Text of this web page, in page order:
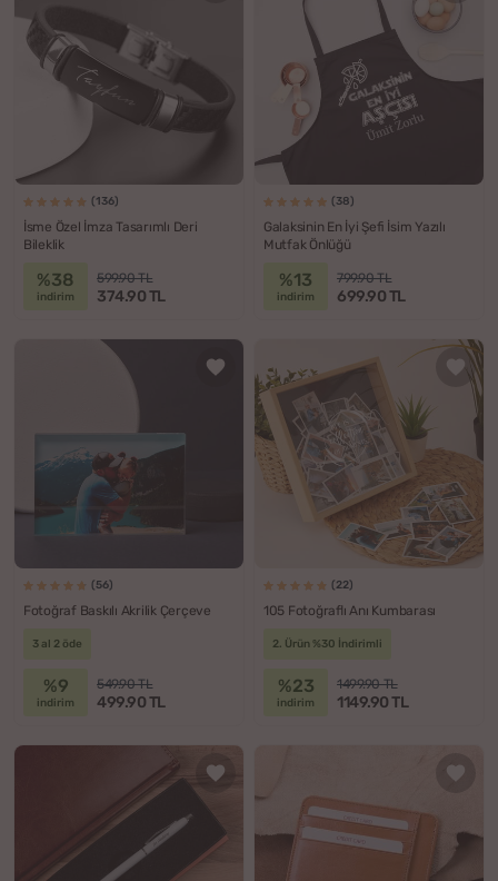
(136)
İsme Özel İmza Tasarımlı Deri
Bileklik
%38
indirim
599.90 TL
374.90 TL
(38)
Galaksinin En İyi Şefi İsim Yazılı
Mutfak Önlüğü
%13
indirim
799.90 TL
699.90 TL
(56)
Fotoğraf Baskılı Akrilik Çerçeve
3 al 2 öde
%9
indirim
549.90 TL
499.90 TL
(22)
105 Fotoğraflı Anı Kumbarası
2. Ürün %30 İndirimli
%23
indirim
1499.90 TL
1149.90 TL